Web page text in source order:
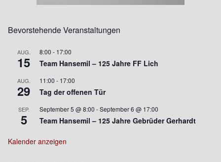
Bevorstehende Veranstaltungen
AUG.
15
8:00 - 17:00
Team Hansemil – 125 Jahre FF Lich
AUG.
29
11:00 - 17:00
Tag der offenen Tür
SEP.
5
September 5 @ 8:00 -September 6 @ 17:00
Team Hansemil – 125 Jahre Gebrüder Gerhardt
Kalender anzeigen